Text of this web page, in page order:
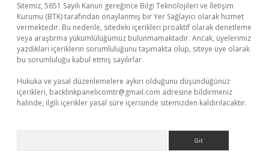
Sitemiz, 5651 Sayılı Kanun gereğince Bilgi Teknolojileri ve İletişim
Kurumu (BTK) tarafından onaylanmış bir Yer Sağlayıcı olarak hizmet
vermektedir. Bu nedenle, sitedeki içerikleri proaktif olarak denetleme
veya araştırma yükümlülüğümüz bulunmamaktadır. Ancak, üyelerimiz
yazdıkları içeriklerin sorumluluğunu taşımakta olup, siteye üye olarak
bu sorumluluğu kabul etmiş sayılırlar.
Hukuka ve yasal düzenlemelere aykırı olduğunu düşündüğünüz
içerikleri, backlinkpanelicomtr@gmail.com adresine bildirmeniz
halinde, ilgili içerikler yasal süre içerisinde sitemizden kaldırılacaktır.